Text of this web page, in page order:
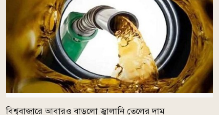
বিশ্ববাজারে আবারও বাড়লো জ্বালানি তেলের দাম